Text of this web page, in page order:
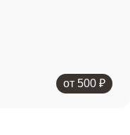
от 500 ₽